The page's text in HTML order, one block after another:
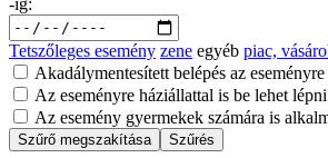
Tetszőleges esemény zene egyéb piac,
Akadálymentesített belépés az eseményre
Az eseményre háziállattal is be lehet lépni
Az esemény gyermekek számára is
Szűrő megszakítása Szűrés